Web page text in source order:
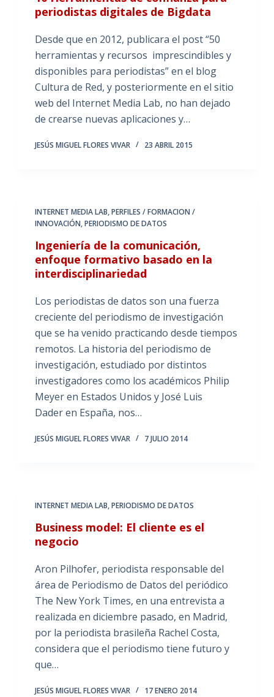
periodistas digitales de Bigdata
Desde que en 2012, publicara el post “50
herramientas y recursos imprescindibles y
disponibles para periodistas” en el blog
Cultura de Red, y posteriormente en el sitio
web del Internet Media Lab, no han dejado
de crearse nuevas aplicaciones y…
JESÚS MIGUEL FLORES VIVAR 23 ABRIL 2015
INTERNET MEDIA LAB,PERFILES / FORMACION /
INNOVACIÓN,PERIODISMO DE DATOS
Ingeniería de la comunicación,
enfoque formativo basado en la
interdisciplinariedad
Los periodistas de datos son una fuerza
creciente del periodismo de investigación
que se ha venido practicando desde tiempos
remotos. La historia del periodismo de
investigación, estudiado por distintos
investigadores como los académicos Philip
Meyer en Estados Unidos y José Luis
Dader en España, nos…
JESÚS MIGUEL FLORES VIVAR 7 JULIO 2014
INTERNET MEDIA LAB,PERIODISMO DE DATOS
Business model: El cliente es el
negocio
Aron Pilhofer, periodista responsable del
área de Periodismo de Datos del periódico
The New York Times, en una entrevista a
realizada en diciembre pasado, en Madrid,
por la periodista brasileña Rachel Costa,
considera que el periodismo tiene futuro y
que…
JESÚS MIGUEL FLORES VIVAR 17 ENERO 2014